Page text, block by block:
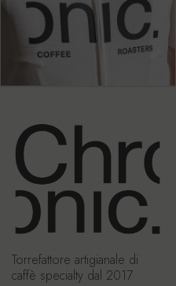
Torrefattore artigianale di
caffè specialty dal 2017